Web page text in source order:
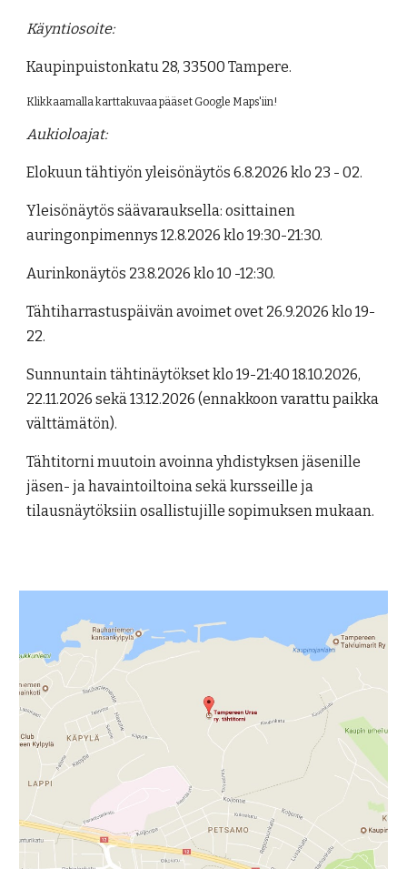
Käyntiosoite:
Kaupinpuistonkatu 28, 33500 Tampere.
Klikkaamalla karttakuvaa pääset Google Maps'iin!
Aukioloajat:
Elokuun tähtiyön yleisönäytös 6.8.2026 klo 23 - 02.
Yleisönäytös säävarauksella: osittainen
auringonpimennys 12.8.2026 klo 19:30-21:30.
Aurinkonäytös 23.8.2026 klo 10 -12:30.
Tähtiharrastuspäivän avoimet ovet 26.9.2026 klo 19-
22.
Sunnuntain tähtinäytökset klo 19-21:40 18.10.2026,
22.11.2026 sekä 13.12.2026 (ennakkoon varattu paikka
välttämätön).
Tähtitorni muutoin avoinna yhdistyksen jäsenille
jäsen- ja havaintoiltoina sekä kursseille ja
tilausnäytöksiin osallistujille sopimuksen mukaan.